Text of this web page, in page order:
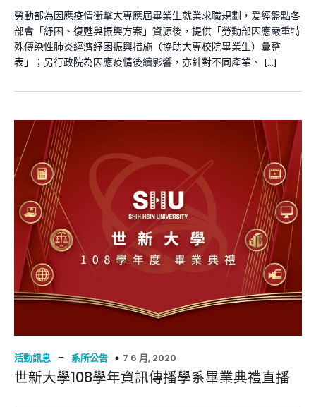
勞動部為因應疫情衝擊大專應屆畢業生就業求職規劃，爰經盤點各
部會「紓困、復甦與振興方案」資源後，提供「勞動部因應嚴重特
殊傳染性肺炎經濟紓困振興措施（協助大專校院畢業生）彙整
表」；另行政院為因應疫情後續影響，亦針對不同產業、 […]
活動訊息 – 系所公告 7 6 月, 2020
世新大學108學年資訊傳播學系畢業典禮直播